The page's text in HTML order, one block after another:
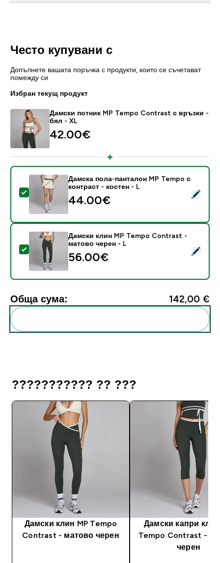
Често купувани с
Допълнете вашата поръчка с продукти, които се съчетават
помежду си
Избран текущ продукт
Дамски потник MP Tempo Contrast с връзки -
бял - XL
42.00€‎
Select this product - Дамска пола-панталон MP
Дамска пола-панталон MP Tempo с
контраст - костен - L
44.00€‎
Select this product - Дамски клин MP Tempo
Дамски клин MP Tempo Contrast -
матово черен - L
56.00€‎
Обща сума: 142,00 €‎
??????????? ?? ???
Дамски клин MP Tempo
Contrast - матово черен
Дамски капри клин
Tempo Contrast -
черен